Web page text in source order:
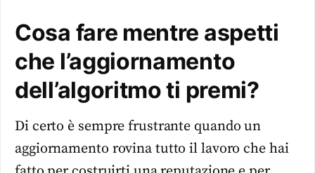
Cosa fare mentre aspetti
che l’aggiornamento
dell’algoritmo ti premi?
Di certo è sempre frustrante quando un
aggiornamento rovina tutto il lavoro che hai